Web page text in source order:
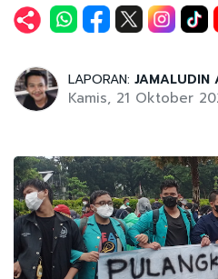
LAPORAN: JAMALUDIN
Kamis, 21 Oktober